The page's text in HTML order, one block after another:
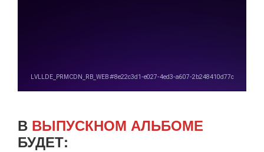
В ВЫПУСКНОМ АЛЬБОМЕ
БУДЕТ: